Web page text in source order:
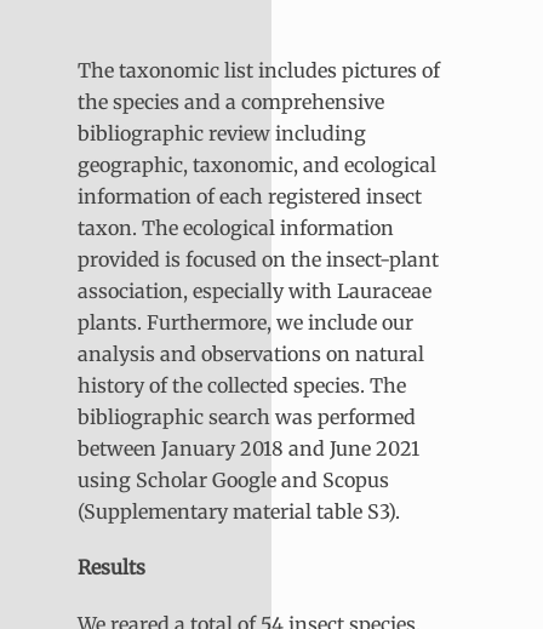
The taxonomic list includes pictures of
the species and a comprehensive
bibliographic review including
geographic, taxonomic, and ecological
information of each registered insect
taxon. The ecological information
provided is focused on the insect-plant
association, especially with Lauraceae
plants. Furthermore, we include our
analysis and observations on natural
history of the collected species. The
bibliographic search was performed
between January 2018 and June 2021
using Scholar Google and Scopus
(Supplementary material table S3).
Results